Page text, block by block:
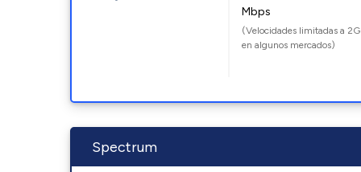
Mbps
(Velocidades limitadas a 2G
en algunos mercados)
Spectrum